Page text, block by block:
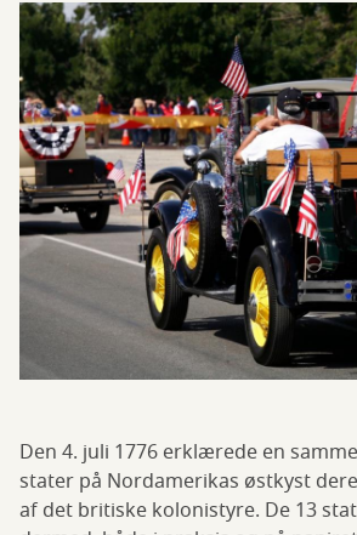
Den 4. juli 1776 erklærede en
stater på Nordamerikas østkyst
af det britiske kolonistyre. De 13